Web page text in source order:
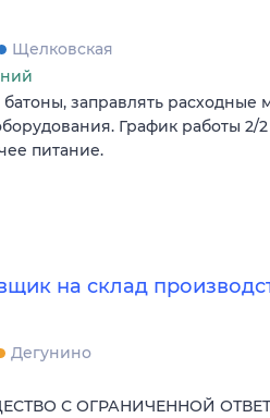
Щелковская
заправлять расходные
График работы
питание.
на склад
Дегунино
С ОГРАНИЧЕННОЙ